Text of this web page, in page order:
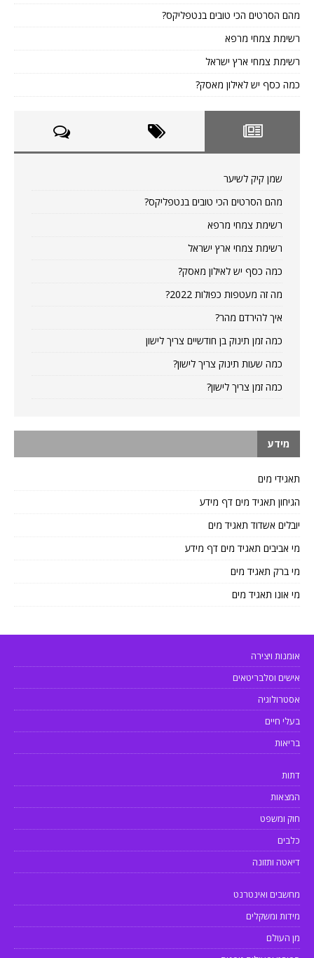
מהם הסרטים הכי טובים בנטפליקס?
רשימת צמחי מרפא
רשימת צמחי ארץ ישראל
כמה כסף יש לאילון מאסק?
שמן קיק לשיער
מהם הסרטים הכי טובים בנטפליקס?
רשימת צמחי מרפא
רשימת צמחי ארץ ישראל
כמה כסף יש לאילון מאסק?
מה זה מעטפות כפולות 2022?
איך להירדם מהר?
כמה זמן תינוק בן חודשיים צריך לישון
כמה שעות תינוק צריך לישון?
כמה זמן צריך לישון?
מידע
תאגידי מים
הגיחון תאגיד מים דף מידע
יובלים אשדוד תאגיד מים
מי אביבים תאגיד מים דף מידע
מי ברק תאגיד מים
מי אונו תאגיד מים
אומנות ויצירה
אישים וסלבריטאים
אסטרולוגיה
בעלי חיים
בריאות
דתות
המצאות
חוק ומשפט
כלבים
דיאטה ותזונה
מחשבים ואינטרנט
מידות ומשקלים
מן העולם